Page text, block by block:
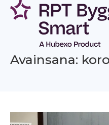
Siirry
sisältöön
Avainsana: